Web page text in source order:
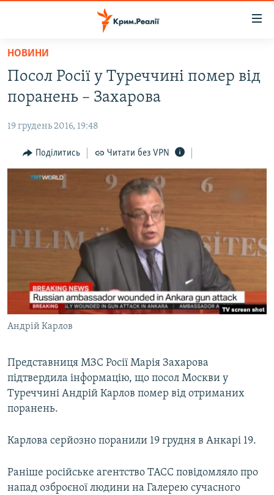
Перейти
основного
матеріалу
Перейти
до
навігації
Перейти
ВІДЕО ТА ФОТО
ПОЛІТИКА
БЛОГИ
ПОГЛЯД
СПЕЦПРОЕКТИ
ВІДЕОУРОКИ «ELIFBE»
СВІДЧЕННЯ ОКУПАЦІЇ
УКРАЇНСЬКА ПРОБЛЕМА КРИМУ
ЯК ОБІЙТИ БЛОКУВАННЯ
Русский
Qırımtatar
Усі сайти RFE/RL
НОВИНИ
Посол Росії у Туреччині помер від
поранень – Захарова
19 грудень 2016, 19:48
Поділитись Читати без VPN
Андрій Карлов
Представниця МЗС Росії Марія Захарова
підтвердила інформацію, що посол Москви у
Туреччині Андрій Карлов помер від отриманих
поранень.
Карлова серйозно поранили 19 грудня в Анкарі 19.
Раніше російське агентство ТАСС повідомляло про
напад озброєної людини на Галерею сучасного